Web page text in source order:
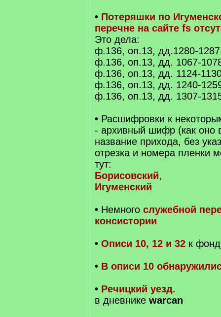
• Потеряшки по
перечне на сайте fs
Это дела:
ф.136, оп.13, дд.1280-1287
ф.136, оп.13, дд. 1067-
ф.136, оп.13, дд. 1124-
ф.136, оп.13, дд. 1240-
ф.136, оп.13, дд. 1307-
• Расшифровки к
- архивный шифр (как оно
название прихода, без
отрезка и номера пленки
тут:
Борисовский,
Игуменский
• Немного служебной
консистории
• Описи 10, 12 и 32 к
• В описи 10
• Речицкий уезд.
в дневнике warcan